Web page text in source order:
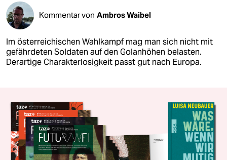
Kommentar von Ambros Waibel
Im österreichischen Wahlkampf mag man sich nicht mit
gefährdeten Soldaten auf den Golanhöhen belasten.
Derartige Charakterlosigkeit passt gut nach Europa.